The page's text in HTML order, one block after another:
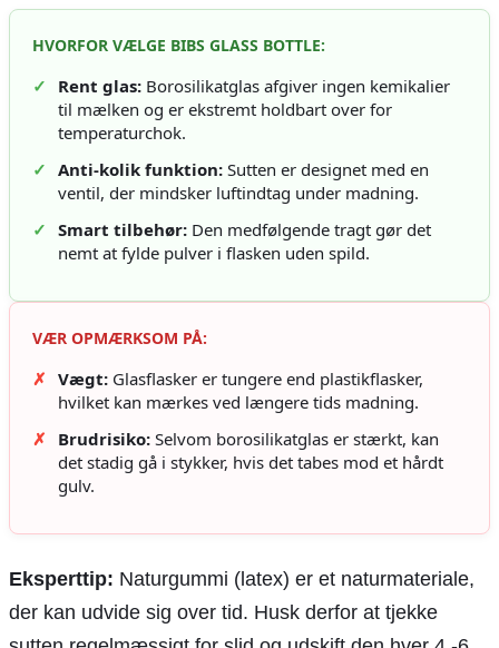
HVORFOR VÆLGE BIBS GLASS BOTTLE:
✓ Rent glas: Borosilikatglas afgiver ingen kemikalier
til mælken og er ekstremt holdbart over for
temperaturchok.
✓ Anti-kolik funktion: Sutten er designet med en
ventil, der mindsker luftindtag under madning.
✓ Smart tilbehør: Den medfølgende tragt gør det
nemt at fylde pulver i flasken uden spild.
VÆR OPMÆRKSOM PÅ:
✗ Vægt: Glasflasker er tungere end plastikflasker,
hvilket kan mærkes ved længere tids madning.
✗
Brudrisiko: Selvom borosilikatglas er stærkt, kan
det stadig gå i stykker, hvis det tabes mod et hårdt
gulv.
Eksperttip: Naturgummi (latex) er et naturmateriale,
der kan udvide sig over tid. Husk derfor at tjekke